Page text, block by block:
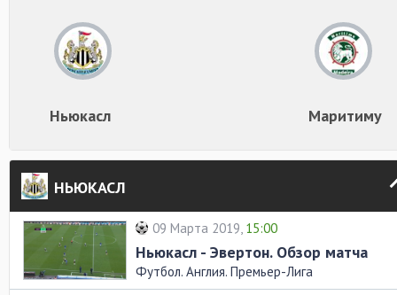
Ньюкасл Маритиму
НЬЮКАСЛ
09 Марта 2019, 15:00
Ньюкасл - Эвертон. Обзор матча
Футбол. Англия. Премьер-Лига